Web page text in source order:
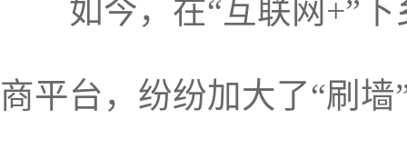
如今，在“互联网+”下
商平台，纷纷加大了“刷